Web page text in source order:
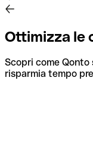
Ottimizza le
Scopri come
risparmia tempo